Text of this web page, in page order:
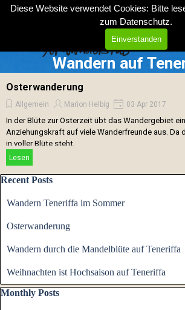
Diese Website verwendet Cookies: Bitte
zum Datenschutz.
Einverstanden
Direkt zum Seiteninhalt
Menü überspringen
Wandern auf
Osterwanderung
Allgemein Marion Helbig 03 Apr 2017
In der Blüte zur Osterzeit übt das Wandergebiet
Anziehungskraft auf viele Wanderfreunde aus. Da
in voller Blüte steht.
Lesen
Block überspringen Recent Posts
Recent Posts
Wandern Teneriffa im Sommer
Osterwanderung
Wandern durch die Mandelblüte auf Teneriffa
Weihnachten ist Hochsaison auf Teneriffa
Block überspringen Monthly Posts
Monthly Posts